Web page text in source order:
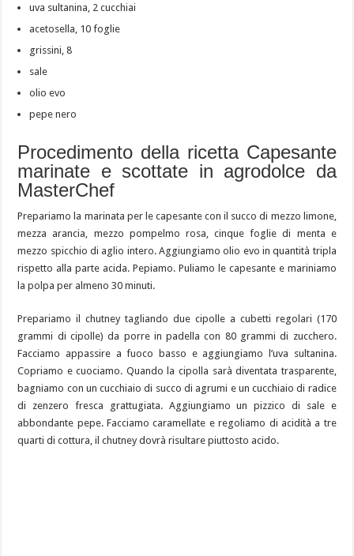
uva sultanina, 2 cucchiai
acetosella, 10 foglie
grissini, 8
sale
olio evo
pepe nero
Procedimento della ricetta Capesante
marinate e scottate in agrodolce da
MasterChef
Prepariamo la marinata per le capesante con il succo di mezzo limone,
mezza arancia, mezzo pompelmo rosa, cinque foglie di menta e
mezzo spicchio di aglio intero. Aggiungiamo olio evo in quantità tripla
rispetto alla parte acida. Pepiamo. Puliamo le capesante e mariniamo
la polpa per almeno 30 minuti.
Prepariamo il chutney tagliando due cipolle a cubetti regolari (170
grammi di cipolle) da porre in padella con 80 grammi di zucchero.
Facciamo appassire a fuoco basso e aggiungiamo l’uva sultanina.
Copriamo e cuociamo. Quando la cipolla sarà diventata trasparente,
bagniamo con un cucchiaio di succo di agrumi e un cucchiaio di radice
di zenzero fresca grattugiata. Aggiungiamo un pizzico di sale e
abbondante pepe. Facciamo caramellate e regoliamo di acidità a tre
quarti di cottura, il chutney dovrà risultare piuttosto acido.